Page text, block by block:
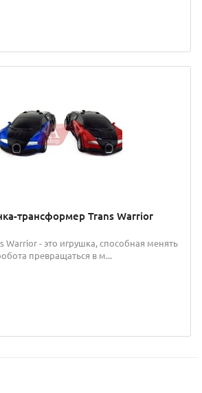
трансформер Trans Warrior
Warrior - это игрушка, способная менять
превращаться в м...